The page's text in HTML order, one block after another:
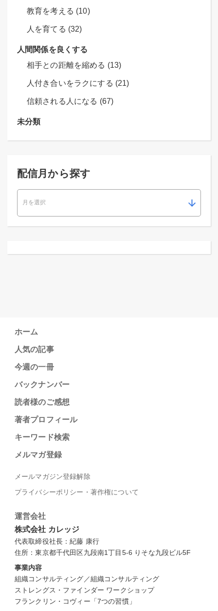
教育を考える (10)
人を育てる (32)
人間関係を良くする
相手との距離を縮める (13)
人付き合いをラクにする (21)
信頼される人になる (67)
未分類
配信月から探す
ホーム
人気の記事
今週の一冊
バックナンバー
読者様のご感想
著者プロフィール
キーワード検索
メルマガ登録
メールマガジン登録解除
プライバシーポリシー・著作権について
運営会社
株式会社 カレッジ
代表取締役社長：紀藤 康行
住所：東京都千代田区九段南1丁目5-6 りそな九段ビル5F
事業内容
組織コンサルティング／組織コンサルティング
ストレングス・ファインダー ワークショップ
フランクリン・コヴィー「7つの習慣」